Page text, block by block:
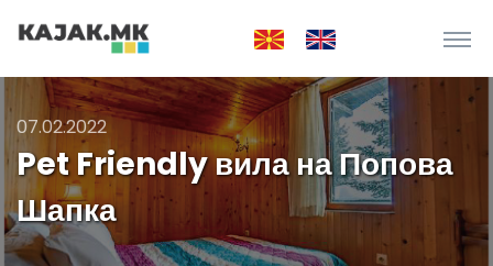
07.02.2022
Pet Friendly вила на Попова
Шапка